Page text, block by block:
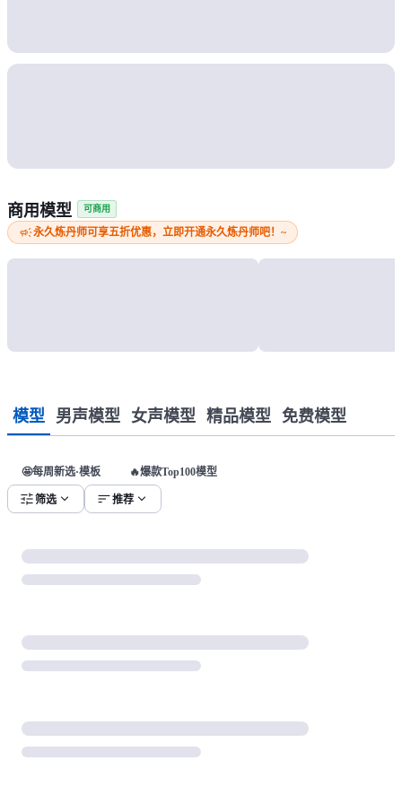
商用模型 可商用
campaign永久炼丹师可享五折优惠，立即开通永久炼丹师吧！~
模型 男声模型 女声模型 精品模型 免费模型
🤩每周新选·模板 🔥爆款Top100模型
tune筛选 expand_more sort推荐 expand_more